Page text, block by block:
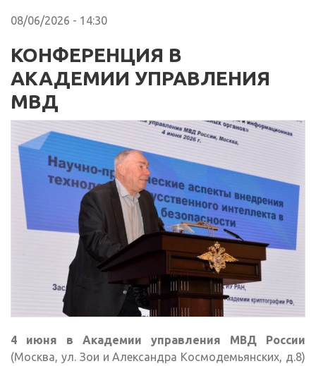
08/06/2026 - 14:30
КОНФЕРЕНЦИЯ В
АКАДЕМИИ УПРАВЛЕНИЯ
МВД
4 июня в Академии управления МВД России
(Москва, ул. Зои и Александра Космодемьянских, д.8)